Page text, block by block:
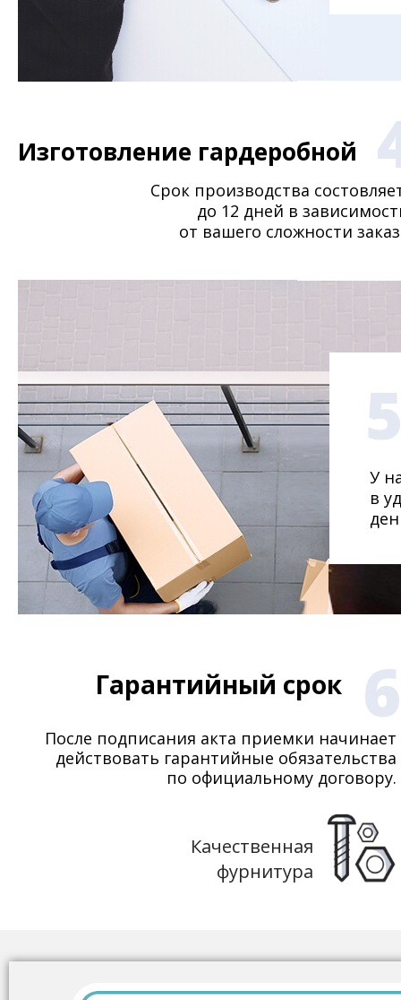
Качественная
фурнитура
У
в
После подписания акта приемки начинает
действовать гарантийные обязательства
по официальному договору.
Срок производства
до 12 дней в
от вашего сложности
Изготовление гардеробной
6
Гарантийный срок